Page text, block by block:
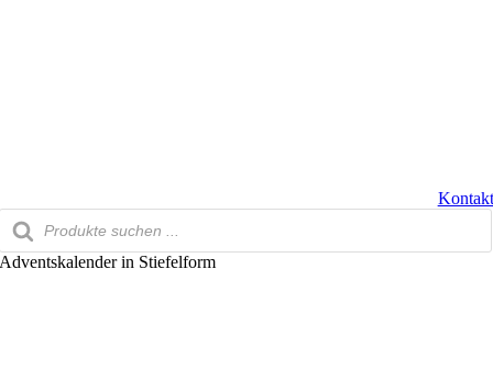
Kontakt
Products
search
Adventskalender in Stiefelform